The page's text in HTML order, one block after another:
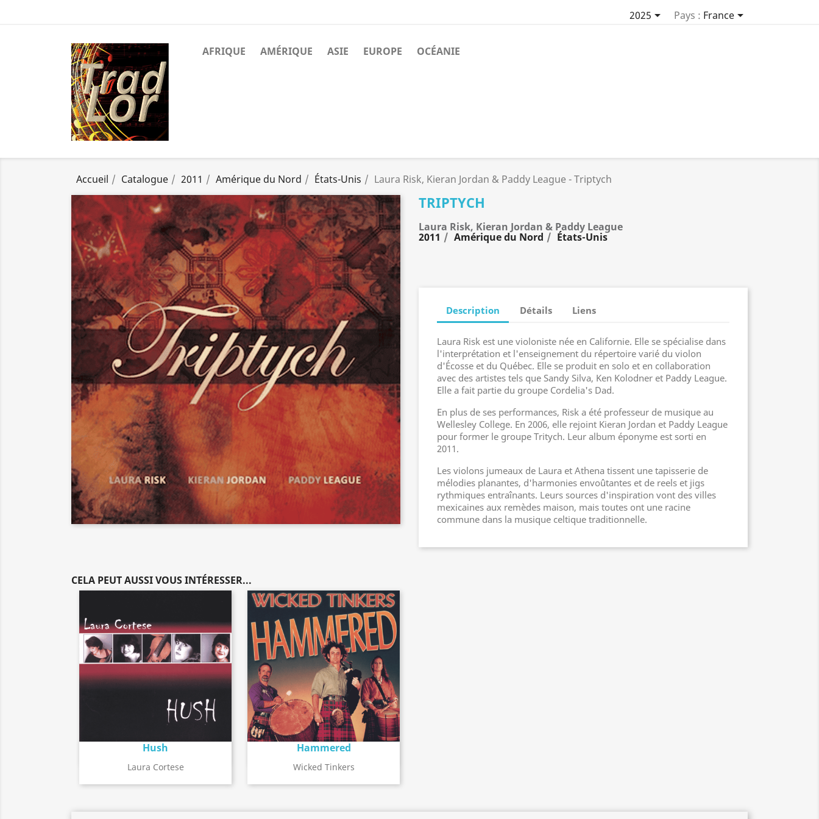
2025 Pays : France
AFRIQUE AMÉRIQUE ASIE EUROPE OCÉANIE
Accueil Catalogue 2011 Amérique du Nord États-Unis Laura Risk, Kieran Jordan & Paddy League - Triptych
TRIPTYCH
Laura Risk, Kieran Jordan & Paddy League
2011 Amérique du Nord États-Unis
Description Détails Liens
Laura Risk est une violoniste née en Californie. Elle se spécialise dans
l'interprétation et l'enseignement du répertoire varié du violon
d'Écosse et du Québec. Elle se produit en solo et en collaboration
avec des artistes tels que Sandy Silva, Ken Kolodner et Paddy League.
Elle a fait partie du groupe Cordelia's Dad.
En plus de ses performances, Risk a été professeur de musique au
Wellesley College. En 2006, elle rejoint Kieran Jordan et Paddy League
pour former le groupe Tritych. Leur album éponyme est sorti en
2011.
Les violons jumeaux de Laura et Athena tissent une tapisserie de
mélodies planantes, d'harmonies envoûtantes et de reels et jigs
rythmiques entraînants. Leurs sources d'inspiration vont des villes
mexicaines aux remèdes maison, mais toutes ont une racine
commune dans la musique celtique traditionnelle.
CELA PEUT AUSSI VOUS INTÉRESSER...
Hush
Laura Cortese
Détail de l'album Hammered
Wicked Tinkers
Détail de l'album